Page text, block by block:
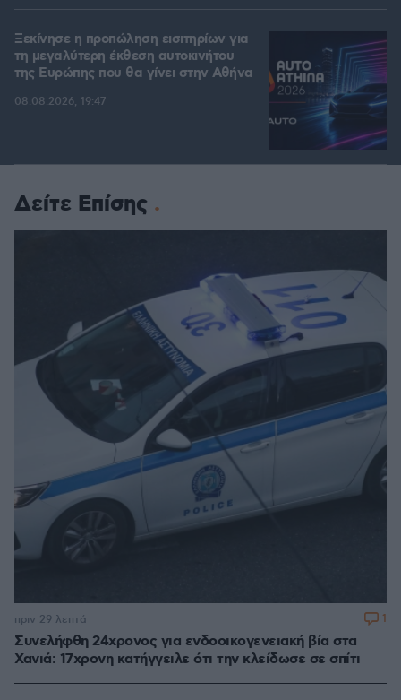
Ξεκίνησε η προπώληση εισιτηρίων για
τη μεγαλύτερη έκθεση αυτοκινήτου
της Ευρώπης που θα γίνει στην Αθήνα
08.08.2026, 19:47
Δείτε Επίσης
Συνελήφθη 24χρονος για ενδοοικογενειακή βία στα
Χανιά: 17χρονη κατήγγειλε ότι την κλείδωσε σε σπίτι
πριν 29 λεπτά 1